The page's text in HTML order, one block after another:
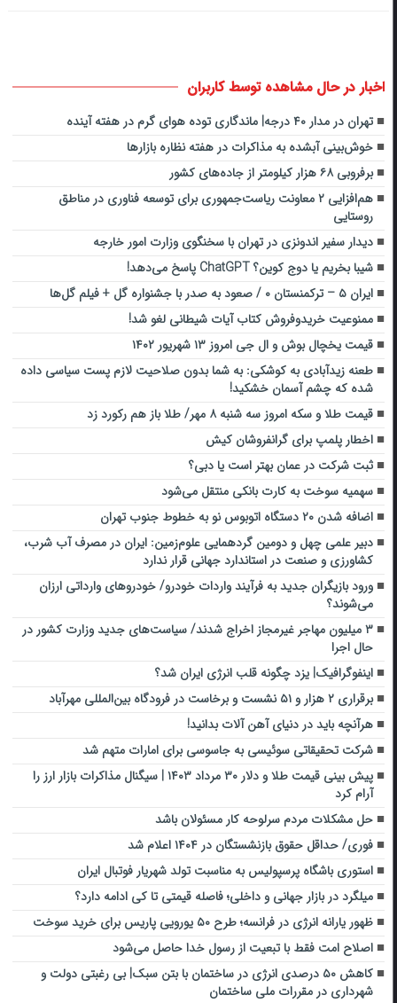
اخبار در حال مشاهده توسط کاربران
تهران در مدار ۴۰ درجه| ماندگاری توده هوای گرم در هفته آینده
خوش‌بینی آبشده به مذاکرات در هفته نظاره بازارها
برفروبی ۶۸ هزار کیلومتر از جاده‌های کشور
هم‌افزایی ۲ معاونت ریاست‌جمهوری برای توسعه فناوری در مناطق
روستایی
دیدار سفیر اندونزی در تهران با سخنگوی وزارت امور خارجه
شیبا بخریم یا دوج کوین؟ ChatGPT پاسخ می‌دهد!
ایران ۵ – ترکمنستان ۰ / صعود به صدر با جشنواره گل + فیلم گل‌ها
ممنوعیت خریدوفروش کتاب آیات شیطانی لغو شد!
قیمت یخچال بوش و ال جی امروز ۱۳ شهریور ۱۴۰۲
طعنه زیدآبادی به کوشکی: به شما بدون صلاحیت لازم پست‌ سیاسی داده
شده که چشم آسمان خشکید!
قیمت طلا و سکه امروز سه شنبه ۸ مهر/ طلا باز هم رکورد زد
اخطار پلمپ برای گرانفروشان کیش
ثبت شرکت در عمان بهتر است یا دبی؟
سهمیه سوخت به کارت بانکی منتقل می‌شود
اضافه شدن ۲۰ دستگاه اتوبوس نو به خطوط جنوب تهران
دبیر علمی چهل و دومین گردهمایی علوم‌زمین: ایران در مصرف آب شرب،
کشاورزی و صنعت در استاندارد جهانی قرار ندارد
ورود بازیگران جدید به فرآیند واردات خودرو/ خودروهای وارداتی ارزان
می‌شوند؟
۳ میلیون مهاجر غیرمجاز اخراج شدند/ سیاست‌های جدید وزارت کشور در
حال اجرا
اینفوگرافیک| یزد چگونه قلب انرژی ایران شد؟
برقراری ۲ هزار و ۵۱ نشست و برخاست در فرودگاه بین‌المللی مهرآباد
هرآنچه باید در دنیای آهن ‌آلات بدانید!
شرکت تحقیقاتی سوئیسی به جاسوسی برای امارات متهم شد
پیش بینی قیمت طلا و دلار ۳۰ مرداد ۱۴۰۳ | سیگنال مذاکرات بازار ارز را
آرام کرد
حل مشکلات مردم سرلوحه کار مسئولان باشد
فوری/ حداقل حقوق بازنشستگان در ۱۴۰۴ اعلام شد
استوری باشگاه پرسپولیس به مناسبت تولد شهریار فوتبال ایران
میلگرد در بازار جهانی و داخلی؛ فاصله قیمتی تا کی ادامه دارد؟
ظهور یارانه انرژی در فرانسه؛ طرح ۵۰ یورویی پاریس برای خرید سوخت
اصلاح امت فقط با تبعیت از رسول خدا حاصل می‌شود
کاهش ۵۰ درصدی انرژی در ساختمان با بتن سبک| بی رغبتی دولت و
شهرداری در مقررات ملی ساختمان